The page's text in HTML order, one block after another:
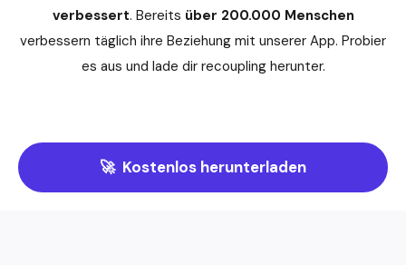
verbessert. Bereits über 200.000 Menschen
verbessern täglich ihre Beziehung mit unserer App. Probier
es aus und lade dir recoupling herunter.
🚀 Kostenlos herunterladen